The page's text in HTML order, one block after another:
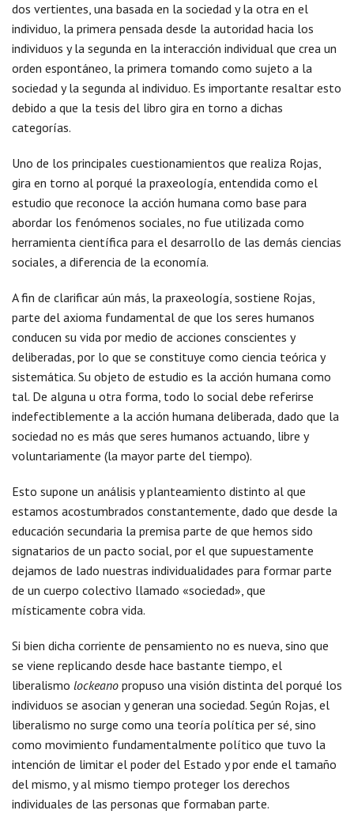
dos vertientes, una basada en la sociedad y la otra en el
individuo, la primera pensada desde la autoridad hacia los
individuos y la segunda en la interacción individual que crea un
orden espontáneo, la primera tomando como sujeto a la
sociedad y la segunda al individuo. Es importante resaltar esto
debido a que la tesis del libro gira en torno a dichas
categorías.
Uno de los principales cuestionamientos que realiza Rojas,
gira en torno al porqué la praxeología, entendida como el
estudio que reconoce la acción humana como base para
abordar los fenómenos sociales, no fue utilizada como
herramienta científica para el desarrollo de las demás ciencias
sociales, a diferencia de la economía.
A fin de clarificar aún más, la praxeología, sostiene Rojas,
parte del axioma fundamental de que los seres humanos
conducen su vida por medio de acciones conscientes y
deliberadas, por lo que se constituye como ciencia teórica y
sistemática. Su objeto de estudio es la acción humana como
tal. De alguna u otra forma, todo lo social debe referirse
indefectiblemente a la acción humana deliberada, dado que la
sociedad no es más que seres humanos actuando, libre y
voluntariamente (la mayor parte del tiempo).
Esto supone un análisis y planteamiento distinto al que
estamos acostumbrados constantemente, dado que desde la
educación secundaria la premisa parte de que hemos sido
signatarios de un pacto social, por el que supuestamente
dejamos de lado nuestras individualidades para formar parte
de un cuerpo colectivo llamado «sociedad», que
místicamente cobra vida.
Si bien dicha corriente de pensamiento no es nueva, sino que
se viene replicando desde hace bastante tiempo, el
liberalismo lockeano propuso una visión distinta del porqué los
individuos se asocian y generan una sociedad. Según Rojas, el
liberalismo no surge como una teoría política per sé, sino
como movimiento fundamentalmente político que tuvo la
intención de limitar el poder del Estado y por ende el tamaño
del mismo, y al mismo tiempo proteger los derechos
individuales de las personas que formaban parte.